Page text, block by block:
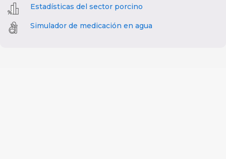
Estadísticas del sector porcino
Simulador de medicación en agua